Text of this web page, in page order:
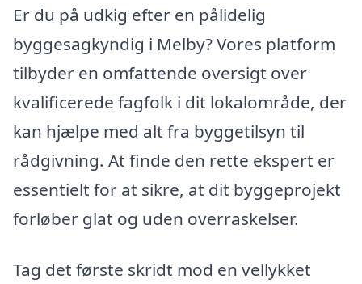
Er du på udkig efter en pålidelig
byggesagkyndig i Melby? Vores platform
tilbyder en omfattende oversigt over
kvalificerede fagfolk i dit lokalområde, der
kan hjælpe med alt fra byggetilsyn til
rådgivning. At finde den rette ekspert er
essentielt for at sikre, at dit byggeprojekt
forløber glat og uden overraskelser.
Tag det første skridt mod en vellykket